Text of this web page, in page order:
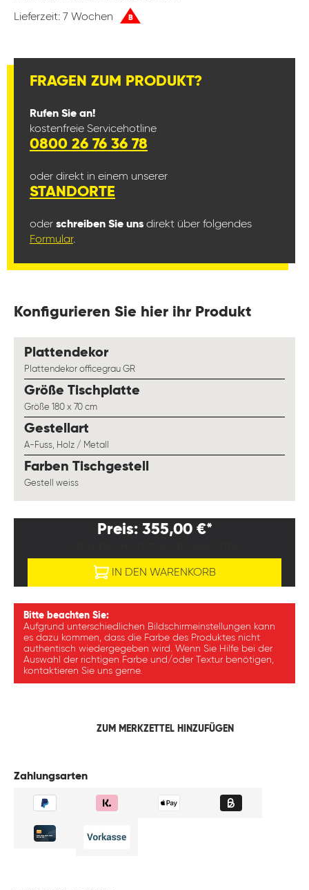
Lieferzeit: 7 Wochen B
FRAGEN ZUM PRODUKT?
Rufen Sie an!
kostenfreie Servicehotline
0800 26 76 36 78
oder direkt in einem unserer
STANDORTE
oder schreiben Sie uns direkt über folgendes
Formular.
Konfigurieren Sie hier ihr Produkt
Plattendekorauswählen
Plattendekor officegrau GR
Größe Tischplatte
Größe 180 x 70 cm
Gestellart
A-Fuss, Holz / Metall
Farben Tischgestell
Gestell weiss
Preis: 355,00 €*
IN DEN WARENKORB
Bitte beachten Sie:
Aufgrund unterschiedlichen Bildschirmeinstellungen kann
es dazu kommen, dass die Farbe des Produktes nicht
authentisch wiedergegeben wird. Wenn Sie Hilfe bei der
Auswahl der richtigen Farbe und/oder Textur benötigen,
kontaktieren Sie uns gerne.
ZUM MERKZETTEL HINZUFÜGEN
Zahlungsarten